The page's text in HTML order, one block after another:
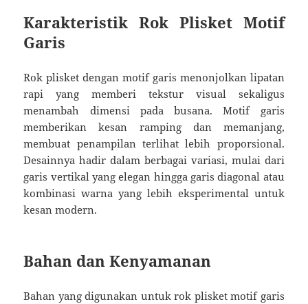
Karakteristik Rok Plisket Motif
Garis
Rok plisket dengan motif garis menonjolkan lipatan
rapi yang memberi tekstur visual sekaligus
menambah dimensi pada busana. Motif garis
memberikan kesan ramping dan memanjang,
membuat penampilan terlihat lebih proporsional.
Desainnya hadir dalam berbagai variasi, mulai dari
garis vertikal yang elegan hingga garis diagonal atau
kombinasi warna yang lebih eksperimental untuk
kesan modern.
Bahan dan Kenyamanan
Bahan yang digunakan untuk rok plisket motif garis